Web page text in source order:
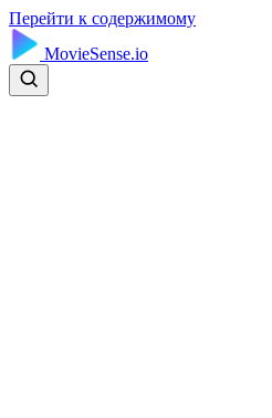
Перейти к содержимому
MovieSense.io